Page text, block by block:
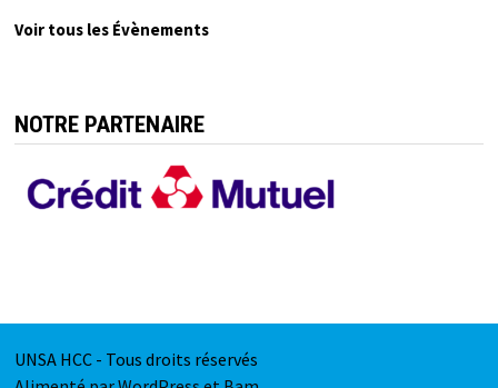
Voir tous les Évènements
NOTRE PARTENAIRE
UNSA HCC - Tous droits réservés